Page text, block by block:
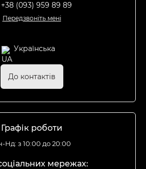
+38 (093) 959 89 89
Передзвоніть мені
Українська
До контактів
Графік роботи
Нд: з 10:00 до 20:00
мережах: